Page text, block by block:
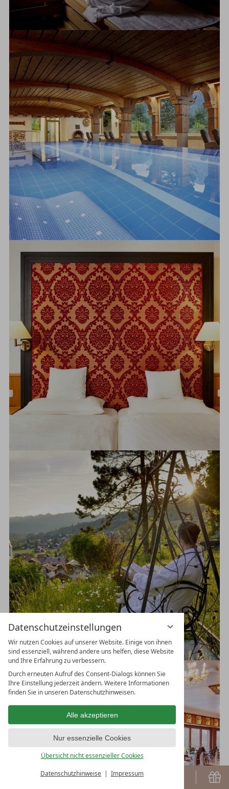
Datenschutzeinstellungen
Wir nutzen Cookies auf unserer Website. Einige von ihnen
sind essenziell, während andere uns helfen, diese Website
und Ihre Erfahrung zu verbessern.
Durch erneuten Aufruf des Consent-Dialogs können Sie
Ihre Einstellung jederzeit ändern. Weitere Informationen
finden Sie in unseren Datenschutzhinweisen.
Alle akzeptieren
Nur essenzielle Cookies
Übersicht nicht essenzieller Cookies
Datenschutzhinweise Impressum
BUCHEN Buchen